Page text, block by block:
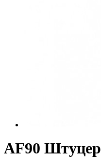
AF90 Штуцер